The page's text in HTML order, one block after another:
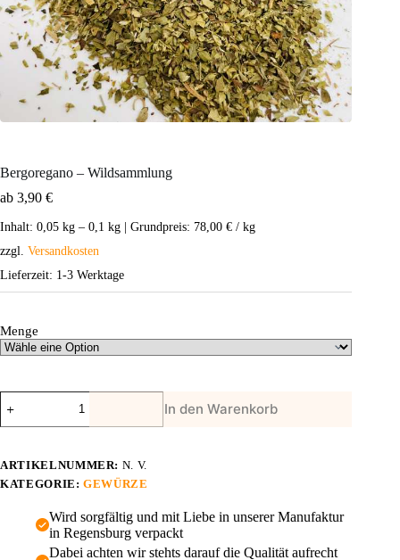
Bergoregano – Wildsammlung
ab 3,90 €
Inhalt: 0,05 kg – 0,1 kg | Grundpreis: 78,00 € / kg
zzgl. Versandkosten
Lieferzeit: 1-3 Werktage
Menge
Bergoregano
Wildsammlung
In den Warenkorb
ARTIKELNUMMER: N. V.
KATEGORIE:GEWÜRZE
Wird sorgfältig und mit Liebe in unserer Manufaktur
in Regensburg verpackt
Dabei achten wir stehts darauf die Qualität aufrecht